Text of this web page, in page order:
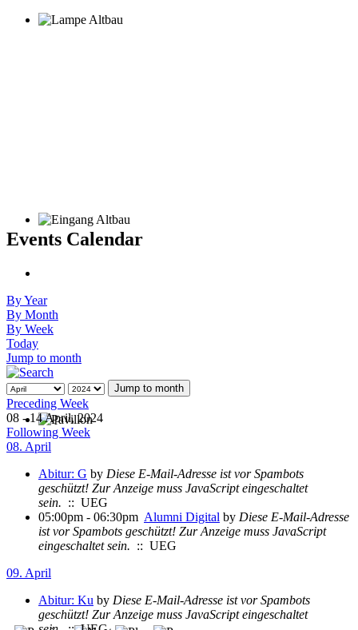
Events Calendar
By Year
By Month
By Week
Today
Jump to month
Jump to month
Preceding Week
08 - 14 April, 2024
Following Week
08. April
Abitur: G by Diese E-Mail-Adresse ist vor Spambots
geschützt! Zur Anzeige muss JavaScript eingeschaltet
sein. :: UEG
05:00pm - 06:30pm Alumni Digital by Diese E-Mail-Adresse
ist vor Spambots geschützt! Zur Anzeige muss JavaScript
eingeschaltet sein. :: UEG
09. April
Abitur: Ku by Diese E-Mail-Adresse ist vor Spambots
geschützt! Zur Anzeige muss JavaScript eingeschaltet